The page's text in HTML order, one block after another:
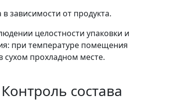
зависимости от продукта.
целостности упаковки и
при температуре помещения
сухом прохладном месте.
Контроль состава